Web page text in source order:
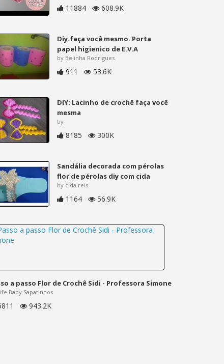
11884 608.9K
Diy.faça você mesmo. Porta
papel higienico de E.V.A
by Belinha Rodrigues
911 53.6K
DIY: Lacinho de crochê faça você
mesma
by
8185 300K
Sandália decorada com pérolas
flor de pérolas diy com cida
by cida reis
1164 56.9K
a passo Flor de Crochê Sidi - Professora Simone
Baby Sapatinhos
943.2K